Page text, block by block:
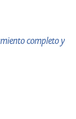
completo y